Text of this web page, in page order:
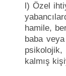
l) Özel
hamile,
baba
kalmış